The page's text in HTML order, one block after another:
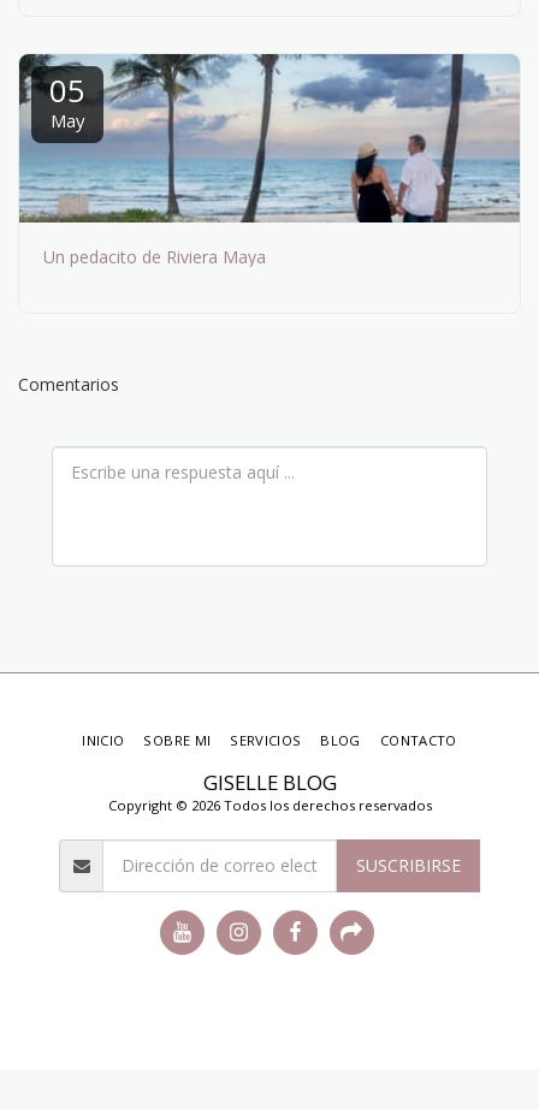
05
May
Un pedacito de Riviera Maya
Comentarios
GISELLE BLOG
Copyright © 2026 Todos los derechos reservados
INICIO SOBRE MI SERVICIOS BLOG CONTACTO
SUSCRIBIRSE